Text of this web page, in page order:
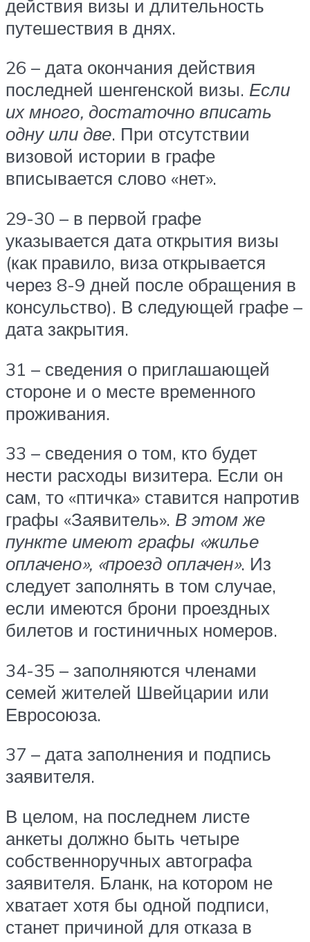
действия визы и длительность
путешествия в днях.
26 – дата окончания действия
последней шенгенской визы. Если
их много, достаточно вписать
одну или две. При отсутствии
визовой истории в графе
вписывается слово «нет».
29-30 – в первой графе
указывается дата открытия визы
(как правило, виза открывается
через 8-9 дней после обращения в
консульство). В следующей графе –
дата закрытия.
31 – сведения о приглашающей
стороне и о месте временного
проживания.
33 – сведения о том, кто будет
нести расходы визитера. Если он
сам, то «птичка» ставится напротив
графы «Заявитель». В этом же
пункте имеют графы «жилье
оплачено», «проезд оплачен». Из
следует заполнять в том случае,
если имеются брони проездных
билетов и гостиничных номеров.
34-35 – заполняются членами
семей жителей Швейцарии или
Евросоюза.
37 – дата заполнения и подпись
заявителя.
В целом, на последнем листе
анкеты должно быть четыре
собственноручных автографа
заявителя. Бланк, на котором не
хватает хотя бы одной подписи,
станет причиной для отказа в